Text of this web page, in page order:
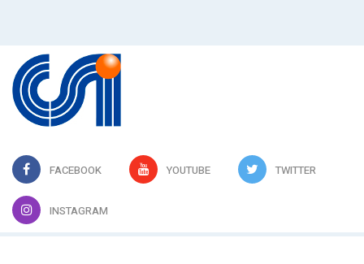
FACEBOOK YOUTUBE TWITTER
INSTAGRAM